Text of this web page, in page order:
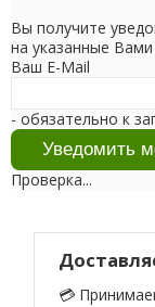
Вы получите
на указанные
Ваш E-Mail
- обязательно к
Проверка...
💳